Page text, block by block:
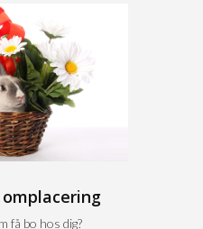
få bo hos dig?